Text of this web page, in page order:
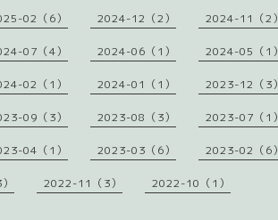
02（6） 2024-12（2） 2024-11（2）
07（4） 2024-06（1） 2024-05（1）
02（1） 2024-01（1） 2023-12（3）
09（3） 2023-08（3） 2023-07（1）
04（1） 2023-03（6） 2023-02（6）
2022-11（3） 2022-10（1）